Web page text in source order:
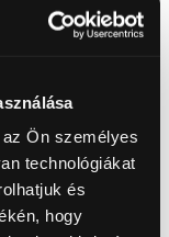
Ön személyes
technológiákat
és
hogy